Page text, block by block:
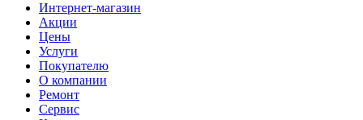
Интернет-магазин
Акции
Цены
Услуги
Покупателю
О компании
Ремонт
Сервис